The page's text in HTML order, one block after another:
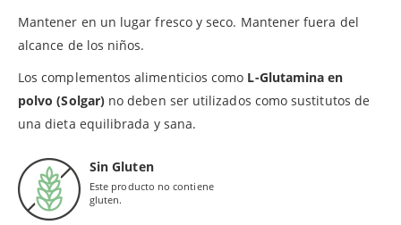
Mantener en un lugar fresco y seco. Mantener fuera del
alcance de los niños.
Los complementos alimenticios como L-Glutamina en
polvo (Solgar)no deben ser utilizados como sustitutos de
una dieta equilibrada y sana.
Sin Gluten
Este producto no contiene
gluten.